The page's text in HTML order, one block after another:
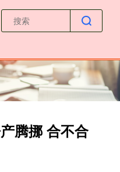
腾挪 合不合